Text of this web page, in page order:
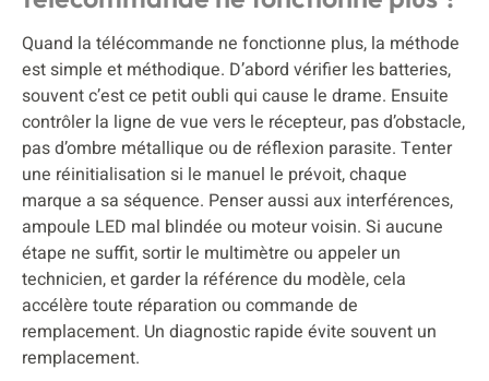
Quand la télécommande ne fonctionne plus, la méthode
est simple et méthodique. D’abord vérifier les batteries,
souvent c’est ce petit oubli qui cause le drame. Ensuite
contrôler la ligne de vue vers le récepteur, pas d’obstacle,
pas d’ombre métallique ou de réflexion parasite. Tenter
une réinitialisation si le manuel le prévoit, chaque
marque a sa séquence. Penser aussi aux interférences,
ampoule LED mal blindée ou moteur voisin. Si aucune
étape ne suffit, sortir le multimètre ou appeler un
technicien, et garder la référence du modèle, cela
accélère toute réparation ou commande de
remplacement. Un diagnostic rapide évite souvent un
remplacement.